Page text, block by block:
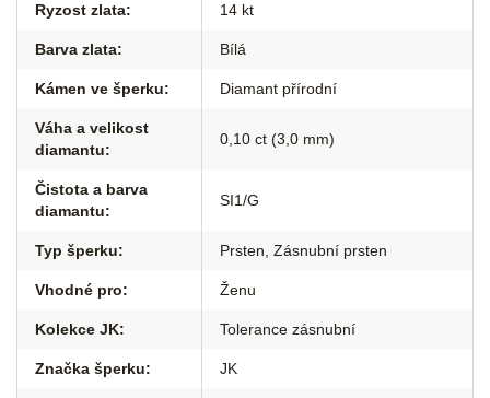
Ryzost zlata: 14 kt
Barva zlata: Bílá
Kámen ve šperku: Diamant přírodní
Váha a velikost
diamantu:
0,10 ct (3,0 mm)
Čistota a barva
diamantu:
SI1/G
Typ šperku: Prsten Zásnubní prsten
Vhodné pro: Ženu
Kolekce JK: Tolerance zásnubní
Značka šperku: JK